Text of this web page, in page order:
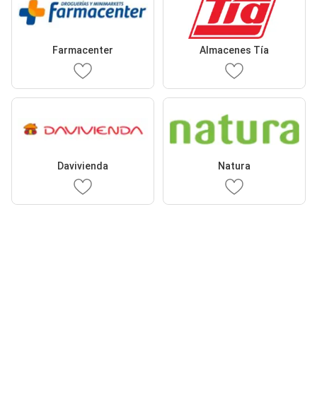
Farmacenter Almacenes Tía
Davivienda Natura